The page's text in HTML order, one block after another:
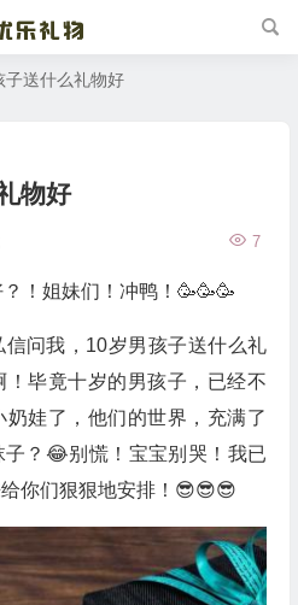
子送什么礼物好
物好
7
！姐妹们！冲鸭！🥳🥳🥳
问我，10岁男孩子送什么礼
毕竟十岁的男孩子，已经不
娃了，他们的世界，充满了
？😂别慌！宝宝别哭！我已
你们狠狠地安排！😎😎😎